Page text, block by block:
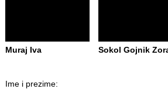
Muraj Iva Sokol Gojnik
Ime i prezime: